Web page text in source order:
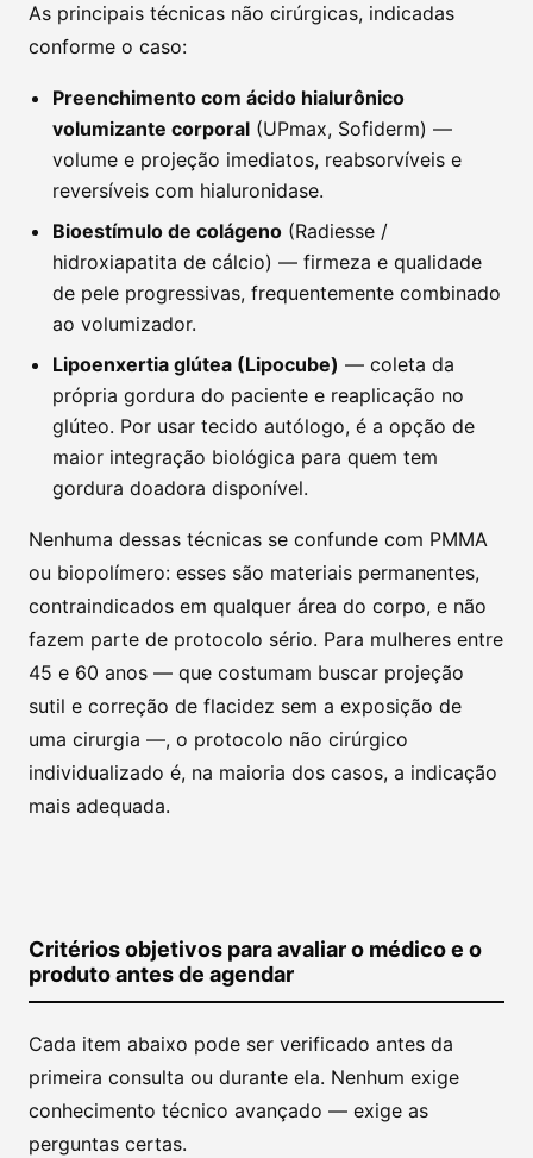
As principais técnicas não cirúrgicas, indicadas
conforme o caso:
Preenchimento com ácido hialurônico
volumizante corporal (UPmax, Sofiderm) —
volume e projeção imediatos, reabsorvíveis e
reversíveis com hialuronidase.
Bioestímulo de colágeno (Radiesse /
hidroxiapatita de cálcio) — firmeza e qualidade
de pele progressivas, frequentemente combinado
ao volumizador.
Lipoenxertia glútea (Lipocube) — coleta da
própria gordura do paciente e reaplicação no
glúteo. Por usar tecido autólogo, é a opção de
maior integração biológica para quem tem
gordura doadora disponível.
Nenhuma dessas técnicas se confunde com PMMA
ou biopolímero: esses são materiais permanentes,
contraindicados em qualquer área do corpo, e não
fazem parte de protocolo sério. Para mulheres entre
45 e 60 anos — que costumam buscar projeção
sutil e correção de flacidez sem a exposição de
uma cirurgia —, o protocolo não cirúrgico
individualizado é, na maioria dos casos, a indicação
mais adequada.
Critérios objetivos para avaliar o médico e o
produto antes de agendar
Cada item abaixo pode ser verificado antes da
primeira consulta ou durante ela. Nenhum exige
conhecimento técnico avançado — exige as
perguntas certas.